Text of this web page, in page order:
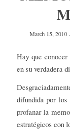
March 15, 2010
Hay que
en su verdadera
difundida por los
profanar la
estratégicos con